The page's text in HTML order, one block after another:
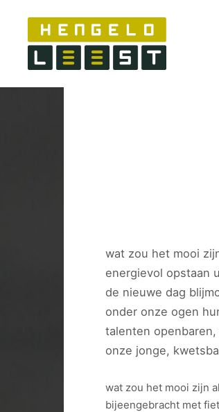
wat zou het mooi
energievol opstaan
de nieuwe dag
onder onze ogen
talenten
onze jonge,
wat zou het mooi zijn
bijeengebracht met